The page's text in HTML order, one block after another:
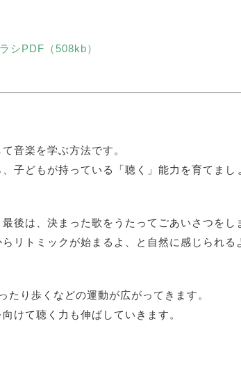
シPDF（508kb）
音楽を学ぶ方法です。
子どもが持っている「聴く」能力を育てまし
後は、決まった歌をうたってごあいさつをし
リトミックが始まるよ、と自然に感じられる
たり歩くなどの運動が広がってきます。
けて聴く力も伸ばしていきます。